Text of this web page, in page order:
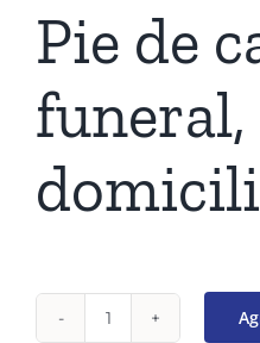
Pie de
funeral,
Pie